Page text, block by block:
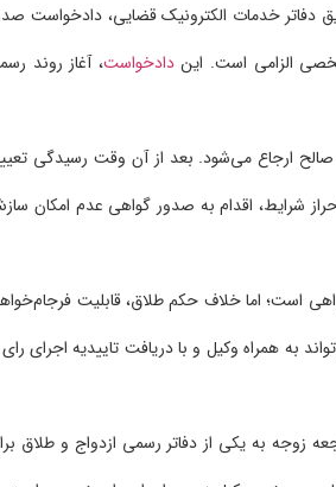
دفاتر خدمات الکترونیک قضایی، دادخواست
الزامی است. ایندادخواست، آغاز روند
صالح ارجاع می‌شود. بعد از آن وقت رسیدگی
شرایط، اقدام به صدور گواهی عدم امکان
است؛ اما خلاف حکم طلاق، قابلیت
همراه وکیل و با دریافت تاییدیه اجرای رای
زوجه به یکی از دفاتر رسمی ازدواج و طلاق